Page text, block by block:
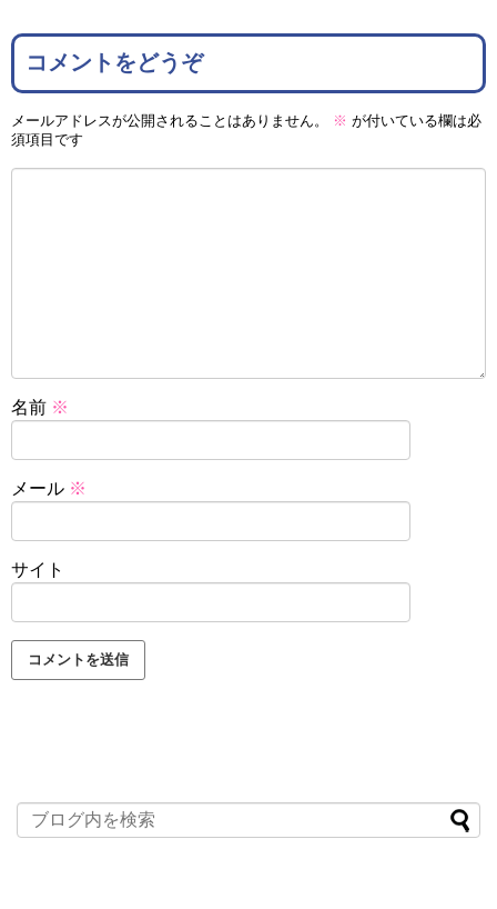
コメントをどうぞ
メールアドレスが公開されることはありません。 ※ が付いている欄は必
須項目です
名前 ※
メール ※
サイト